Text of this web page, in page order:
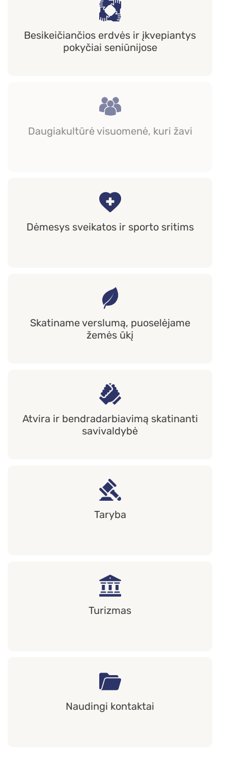
Besikeičiančios erdvės ir įkvepiantys
pokyčiai seniūnijose
Daugiakultūrė visuomenė, kuri žavi
Dėmesys sveikatos ir sporto sritims
Skatiname verslumą, puoselėjame
žemės ūkį
Atvira ir bendradarbiavimą skatinanti
savivaldybė
Taryba
Turizmas
Naudingi kontaktai